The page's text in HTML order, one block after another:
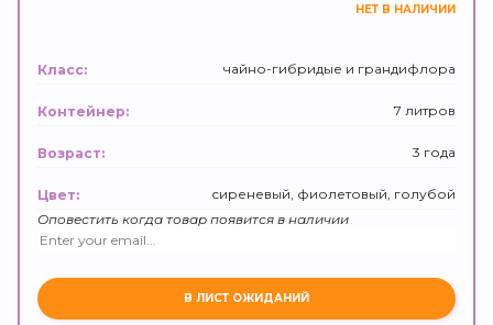
НЕТ В НАЛИЧИИ
Класс: чайно-гибридые и грандифлора
Контейнер: 7 литров
Возраст: 3 года
Цвет:
сиреневый, фиолетовый, голубой
Оповестить когда товар появится в наличии